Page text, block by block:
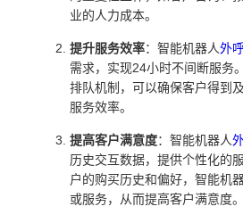
业的人力成本。
提升服务效率：智能机器人外
需求，实现24小时不间断服务
排队机制，可以确保客户得到
服务效率。
提高客户满意度：智能机器人
历史交互数据，提供个性化的
户的购买历史和偏好，智能机
或服务，从而提高客户满意度。